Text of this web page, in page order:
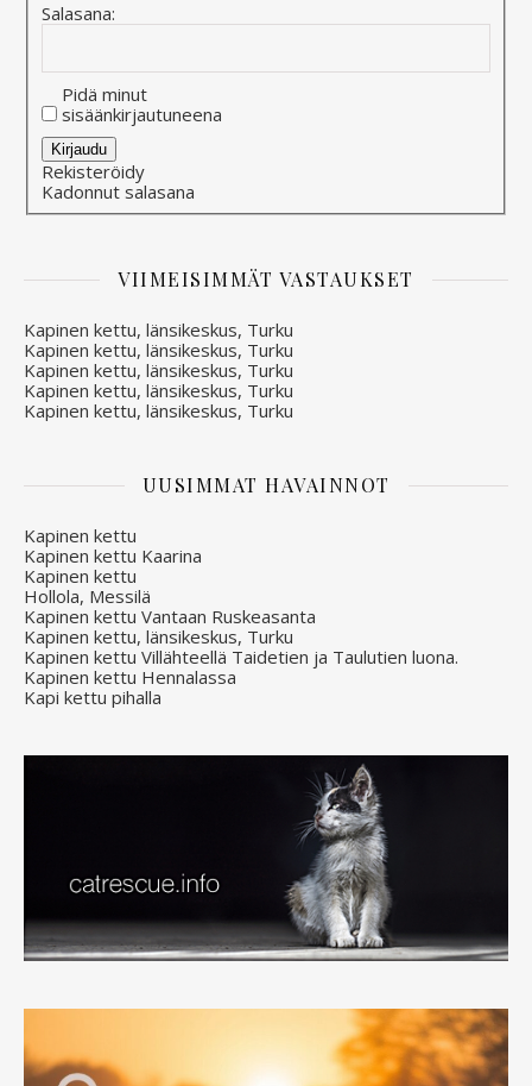
Salasana:
Pidä minut
sisäänkirjautuneena
Alternative:
Kirjaudu
Rekisteröidy
Kadonnut salasana
VIIMEISIMMÄT VASTAUKSET
Kapinen kettu, länsikeskus, Turku
Kapinen kettu, länsikeskus, Turku
Kapinen kettu, länsikeskus, Turku
Kapinen kettu, länsikeskus, Turku
Kapinen kettu, länsikeskus, Turku
UUSIMMAT HAVAINNOT
Kapinen kettu
Kapinen kettu Kaarina
Kapinen kettu
Hollola, Messilä
Kapinen kettu Vantaan Ruskeasanta
Kapinen kettu, länsikeskus, Turku
Kapinen kettu Villähteellä Taidetien ja Taulutien luona.
Kapinen kettu Hennalassa
Kapi kettu pihalla